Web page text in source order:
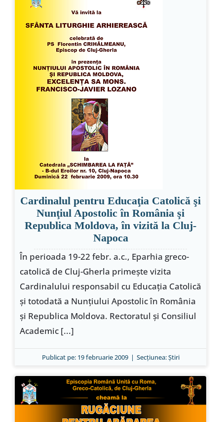
Cardinalul pentru Educaţia Catolică şi
Nunţiul Apostolic în România şi
Republica Moldova, în vizită la Cluj-
Napoca
În perioada 19-22 febr. a.c., Eparhia greco-
catolică de Cluj-Gherla primeşte vizita
Cardinalului responsabil cu Educaţia Catolică
şi totodată a Nunţiului Apostolic în România
şi Republica Moldova. Rectoratul şi Consiliul
Academic [...]
Publicat pe: 19 februarie 2009 | Secțiunea:Ştiri